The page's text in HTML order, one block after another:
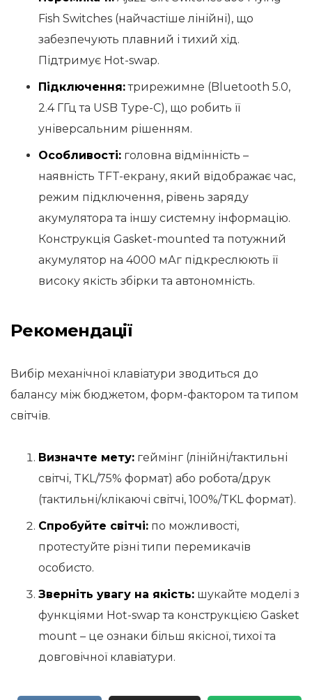
Fish Switches (найчастіше лінійні), що
забезпечують плавний і тихий хід.
Підтримує Hot-swap.
Підключення:трирежимне (Bluetooth 5.0,
2.4 ГГц та USB Type-C), що робить її
універсальним рішенням.
Особливості: головна відмінність –
наявність TFT-екрану, який відображає час,
режим підключення, рівень заряду
акумулятора та іншу системну інформацію.
Конструкція Gasket-mounted та потужний
акумулятор на 4000 мАг підкреслюють її
високу якість збірки та автономність.
Рекомендації
Вибір механічної клавіатури зводиться до
балансу між бюджетом, форм-фактором та типом
світчів.
Визначте мету: геймінг (лінійні/тактильні
світчі, TKL/75% формат) або робота/друк
(тактильні/клікаючі світчі, 100%/TKL формат).
Спробуйте світчі: по можливості,
протестуйте різні типи перемикачів
особисто.
Зверніть увагу на якість: шукайте моделі з
функціями Hot-swap та конструкцією Gasket
mount – це ознаки більш якісної, тихої та
довговічної клавіатури.